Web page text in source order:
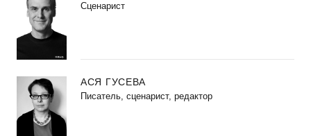
Сценарист
АСЯ ГУСЕВА
Писатель, сценарист, редактор